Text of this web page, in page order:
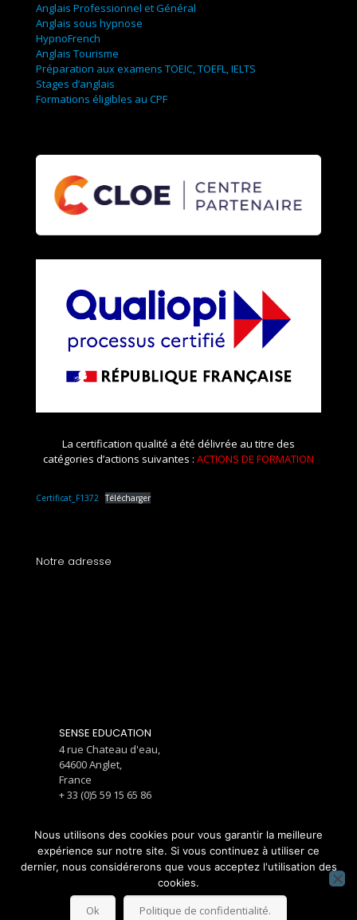
Anglais Professionnel et Général
Anglais sous hypnose
HypnoFrench
Anglais Tourisme
Préparation aux examens TOEIC, TOEFL, IELTS
Stages d’anglais
Formations éligibles au CPF
La certification qualité a été délivrée au titre des
catégories d’actions suivantes : ACTIONS DE FORMATION
Certificat_F1372 Télécharger
Notre adresse
SENSE EDUCATION
4 rue Chateau d'eau,
64600 Anglet,
France
+ 33 (0)5 59 15 65 86
© SENSE éducation 2022. Tous droits réservés.
Contact us
Financement
Nous utilisons des cookies pour vous garantir la meilleure
expérience sur notre site. Si vous continuez à utiliser ce
dernier, nous considérerons que vous acceptez l'utilisation des
cookies.
Ok Politique de confidentialité.